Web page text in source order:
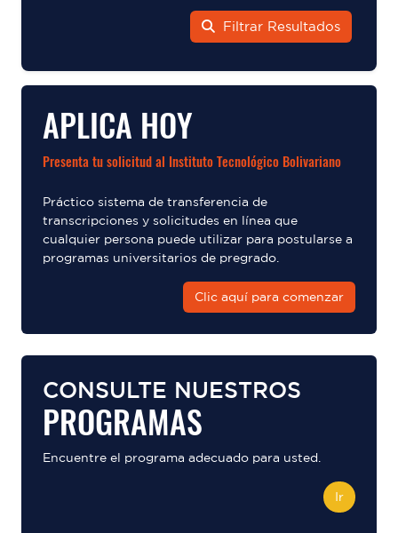
Filtrar Resultados
APLICA HOY
Presenta tu solicitud al Instituto Tecnológico Bolivariano
Práctico sistema de transferencia de
transcripciones y solicitudes en línea que
cualquier persona puede utilizar para postularse a
programas universitarios de pregrado.
Clic aquí para comenzar
CONSULTE NUESTROS
PROGRAMAS
Encuentre el programa adecuado para usted.
Ir